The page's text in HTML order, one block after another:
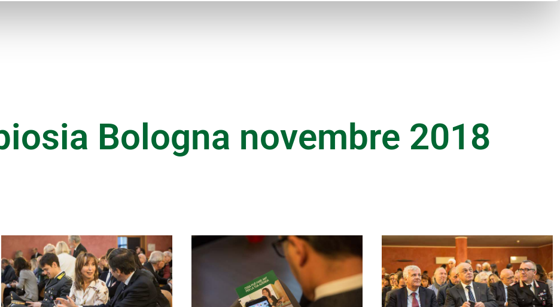
Bologna novembre 2018